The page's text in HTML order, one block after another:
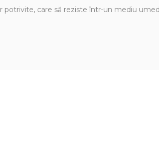
potrivite, care să reziste într-un mediu umed